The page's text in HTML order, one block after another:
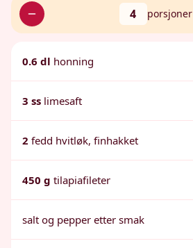
4 porsjoner
0.6 dl honning
3 ss limesaft
2 fedd hvitløk, finhakket
450 g tilapiafileter
salt og pepper etter smak